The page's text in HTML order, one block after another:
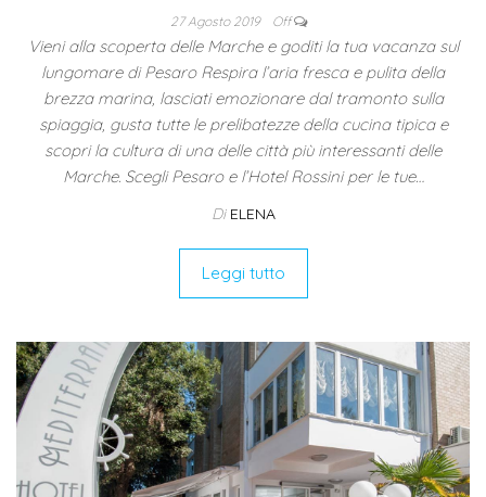
27 Agosto 2019 Off
Vieni alla scoperta delle Marche e goditi la tua vacanza sul
lungomare di Pesaro Respira l’aria fresca e pulita della
brezza marina, lasciati emozionare dal tramonto sulla
spiaggia, gusta tutte le prelibatezze della cucina tipica e
scopri la cultura di una delle città più interessanti delle
Marche. Scegli Pesaro e l’Hotel Rossini per le tue…
Di ELENA
Leggi tutto